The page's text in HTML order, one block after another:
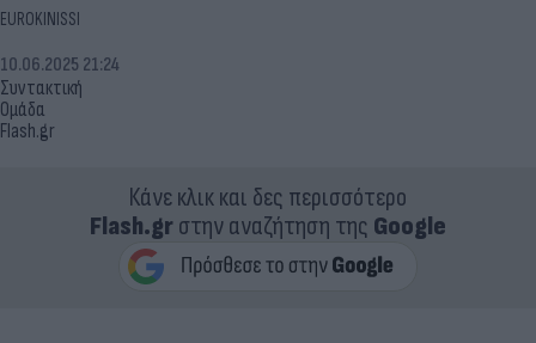
EUROKINISSI
Συντακτική
Ομάδα
Flash.gr
10.06.2025 21:24
Κάνε κλικ και δες περισσότερο
Flash.grστην αναζήτηση της Google